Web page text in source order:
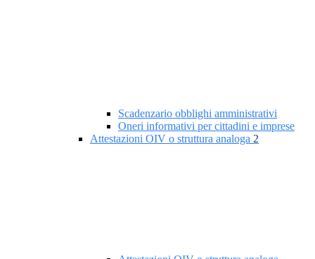
Scadenzario obblighi amministrativi
Oneri informativi per cittadini e imprese
Attestazioni OIV o struttura analoga 2